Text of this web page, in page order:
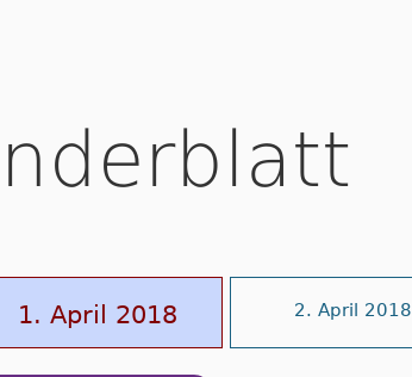
1. April 2018 2. April 2018